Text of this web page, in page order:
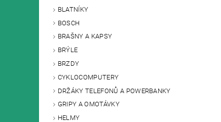
BLATNÍKY
BOSCH
BRAŠNY A KAPSY
BRÝLE
BRZDY
CYKLOCOMPUTERY
DRŽÁKY TELEFONŮ A POWERBANKY
GRIPY A OMOTÁVKY
HELMY